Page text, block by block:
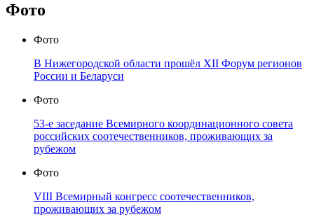
Фото
Фото
В Нижегородской области прошёл XII Форум регионов
России и Беларуси
Фото
53-е заседание Всемирного координационного совета
российских соотечественников, проживающих за
рубежом
Фото
VIII Всемирный конгресс соотечественников,
проживающих за рубежом